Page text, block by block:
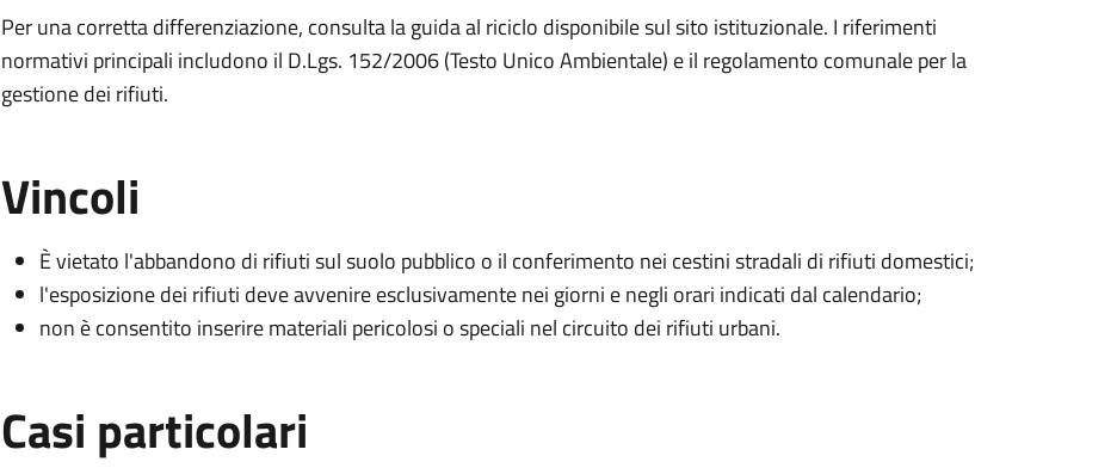
Per una corretta differenziazione, consulta la guida al riciclo disponibile sul sito istituzionale. I riferimenti
normativi principali includono il D.Lgs. 152/2006 (Testo Unico Ambientale) e il regolamento comunale per la
gestione dei rifiuti.
Vincoli
È vietato l'abbandono di rifiuti sul suolo pubblico o il conferimento nei cestini stradali di rifiuti domestici;
l'esposizione dei rifiuti deve avvenire esclusivamente nei giorni e negli orari indicati dal calendario;
non è consentito inserire materiali pericolosi o speciali nel circuito dei rifiuti urbani.
Casi particolari